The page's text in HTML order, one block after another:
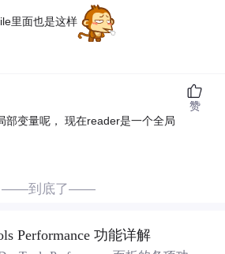
里面也是这样
部变量呢， 现在reader是一个全局
赞
——到底了——
Performance 功能详解